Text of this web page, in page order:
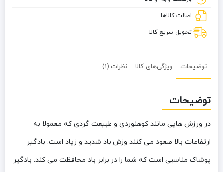
اصالت کالاها
تحویل سریع کالا
توضیحات ویژگی‌های کالا نظرات (1)
توضیحات
در ورزش هایی مانند کوهنوردی و طبیعت گردی که معمولا به
ارتفاعات بالا صعود می کنند وزش باد شدید و زیاد است. بادگیر
پوشاک مناسبی است که شما را در برابر باد محافظت می کند. بادگیر